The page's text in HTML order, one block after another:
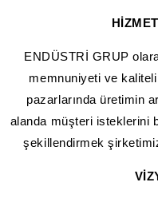
ENDÜSTRİ GRUP
memnuniyeti ve
pazarlarında üretimin
alanda müşteri isteklerini
şekillendirmek